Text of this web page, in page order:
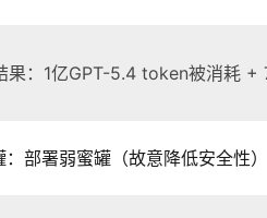
果：1亿GPT-5.4 token被消耗 +
部署弱蜜罐（故意降低安全性）